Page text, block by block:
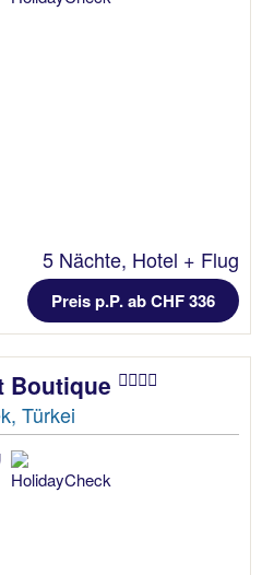
5 Nächte, Hotel + Flug
Preis p.P. ab CHF 336
Boutique
Türkei